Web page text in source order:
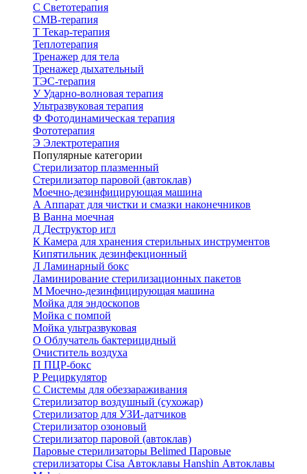
С Светотерапия
СМВ-терапия
Т Текар-терапия
Теплотерапия
Тренажер для тела
Тренажер дыхательный
ТЭС-терапия
УУдарно-волновая терапия
Ультразвуковая терапия
Ф Фотодинамическая терапия
Фототерапия
Э Электротерапия
Популярные категории
Стерилизатор плазменный
Стерилизатор паровой (автоклав)
Моечно-дезинфицирующая машина
А Аппарат для чистки и смазки наконечников
В Ванна моечная
Д Деструктор игл
К Камера для хранения стерильных инструментов
Кипятильник дезинфекционный
Л Ламинарный бокс
Ламинирование стерилизационных пакетов
М Моечно-дезинфицирующая машина
Мойка для эндоскопов
Мойка с помпой
Мойка ультразвуковая
О Облучатель бактерицидный
Очиститель воздуха
П ПЦР-бокс
Р Рециркулятор
С Системы для обеззараживания
Стерилизатор воздушный (сухожар)
Стерилизатор для УЗИ-датчиков
Стерилизатор озоновый
Стерилизатор паровой (автоклав)
Паровые стерилизаторы Belimed Паровые
стерилизаторы Cisa Автоклавы Hanshin Автоклавы